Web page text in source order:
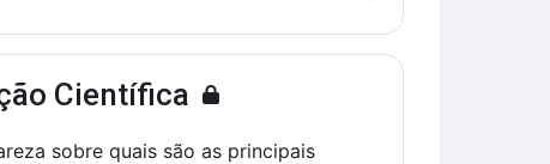
Científica
sobre quais são as principais